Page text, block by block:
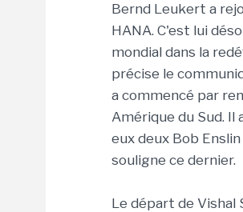
Bernd Leukert a
HANA. C'est lui
mondial dans la
précise le
a commencé par
Amérique du Sud.
eux deux Bob
souligne ce dernier.
Le départ de Vishal